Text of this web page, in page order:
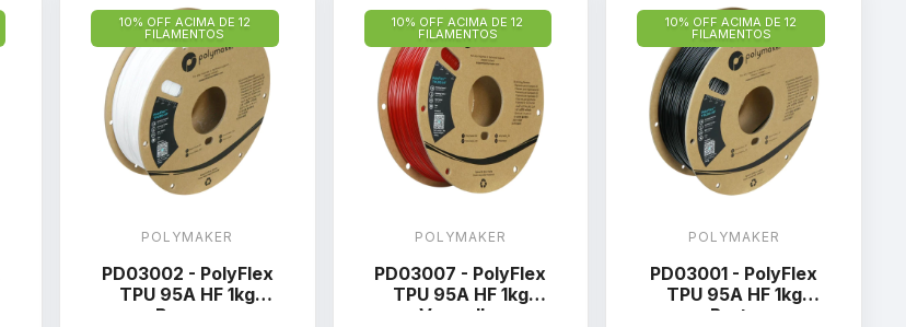
10% OFF ACIMA DE 12
FILAMENTOS
POLYMAKER
PD03002 - PolyFlex
TPU 95A HF 1kg
Branco
10% OFF ACIMA DE 12
FILAMENTOS
POLYMAKER
PD03007 - PolyFlex
TPU 95A HF 1kg
Vermelho
10% OFF ACIMA DE 12
FILAMENTOS
POLYMAKER
PD03001 - PolyFlex
TPU 95A HF 1kg
Preto